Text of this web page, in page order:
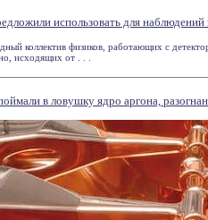
использовать для
коллектив физиков, работающих с
исходящих от . . .
в ловушку ядро аргона,